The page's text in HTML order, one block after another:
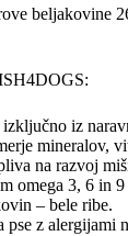
beljakovine
iz
mineralov,
na razvoj
omega 3, 6 in
– bele ribe.
pse z alergijami